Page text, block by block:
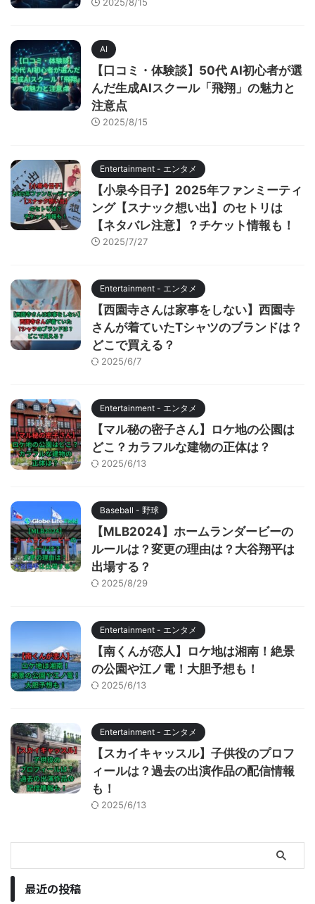
AI
【口コミ・体験談】50代 AI初心者が選
んだ生成AIスクール「飛翔」の魅力と
注意点
2025/8/15
Entertainment - エンタメ
【小泉今日子】2025年ファンミーティ
ング【スナック想い出】のセトリは
【ネタバレ注意】？チケット情報も！
2025/7/27
Entertainment - エンタメ
【西園寺さんは家事をしない】西園寺
さんが着ていたTシャツのブランドは？
どこで買える？
2025/6/7
Entertainment - エンタメ
【マル秘の密子さん】ロケ地の公園は
どこ？カラフルな建物の正体は？
2025/6/13
Baseball - 野球
【MLB2024】ホームランダービーの
ルールは？変更の理由は？大谷翔平は
出場する？
2025/8/29
Entertainment - エンタメ
【南くんが恋人】ロケ地は湘南！絶景
の公園や江ノ電！大胆予想も！
2025/6/13
Entertainment - エンタメ
【スカイキャッスル】子供役のプロフ
ィールは？過去の出演作品の配信情報
も！
2025/6/13
最近の投稿